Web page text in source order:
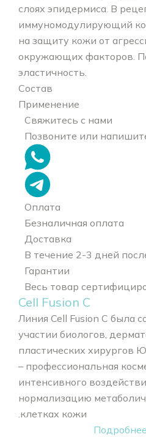
слоях эпидермиса. В
иммуномодулирующий
на защиту кожи от
окружающих факторов.
эластичность.
Состав
Применение
Свяжитесь с нами
Позвоните или
Оплата
Безналичная оплата
Доставка
В течение 2-3 дней
Гарантии
Весь товар
Cell Fusion C
Линия Cell Fusion C была
участии биологов,
пластических хирургов
– профессиональная
интенсивного
нормализацию
клетках кожи.